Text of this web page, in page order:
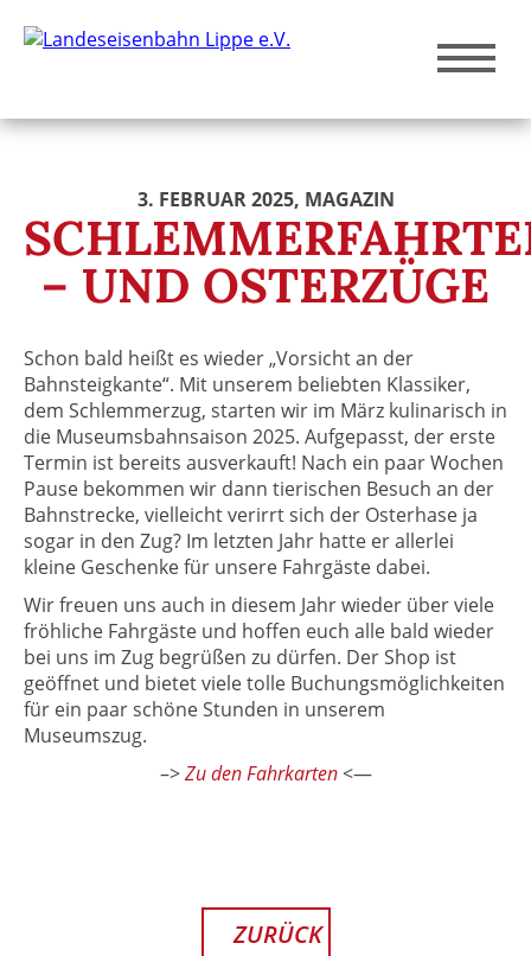
3. FEBRUAR 2025, MAGAZIN
– UND OSTERZÜGE
Schon bald heißt es wieder „Vorsicht an der
Bahnsteigkante“. Mit unserem beliebten Klassiker,
dem Schlemmerzug, starten wir im März kulinarisch in
die Museumsbahnsaison 2025. Aufgepasst, der erste
Termin ist bereits ausverkauft! Nach ein paar Wochen
Pause bekommen wir dann tierischen Besuch an der
Bahnstrecke, vielleicht verirrt sich der Osterhase ja
sogar in den Zug? Im letzten Jahr hatte er allerlei
kleine Geschenke für unsere Fahrgäste dabei.
Wir freuen uns auch in diesem Jahr wieder über viele
fröhliche Fahrgäste und hoffen euch alle bald wieder
bei uns im Zug begrüßen zu dürfen. Der Shop ist
geöffnet und bietet viele tolle Buchungsmöglichkeiten
für ein paar schöne Stunden in unserem
Museumszug.
–>Zu den Fahrkarten<—
ZURÜCK